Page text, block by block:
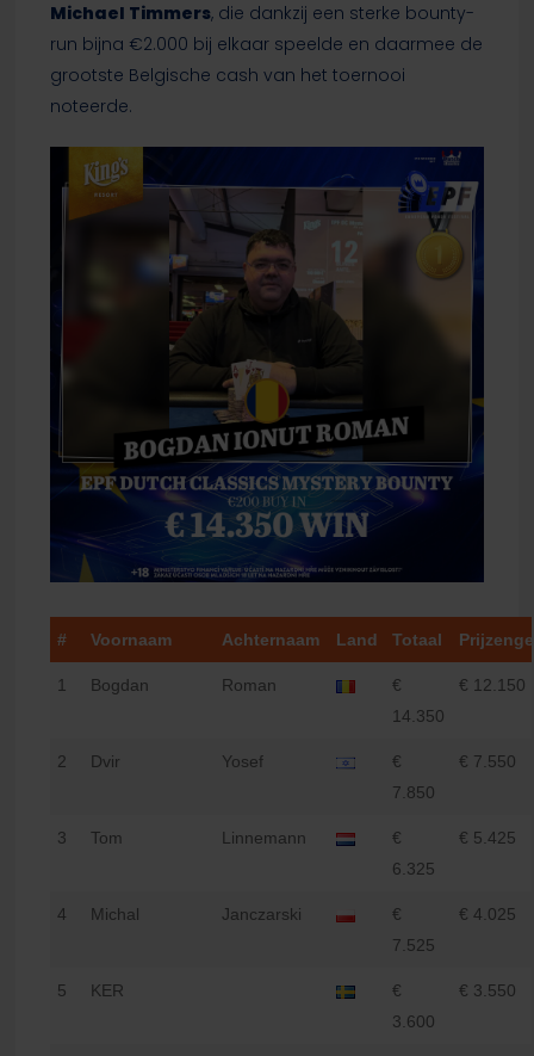
Michael Timmers, die dankzij een sterke bounty-
run bijna €2.000 bij elkaar speelde en daarmee de
grootste Belgische cash van het toernooi
noteerde.
# Voornaam Achternaam Land Totaal
1 Bogdan Roman
€
14.350
€ 12.150
2 Dvir Yosef
€
7.850
€ 7.550
3 Tom Linnemann
€
6.325
€ 5.425
4 Michal Janczarski
€
7.525
€ 4.025
5 KER
€
3.600
€ 3.550